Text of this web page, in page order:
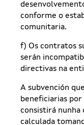
conforme o
comunitaria.
f) Os contratos
serán
directivas na
A subvención
beneficiarias
consistirá nunha
calculada